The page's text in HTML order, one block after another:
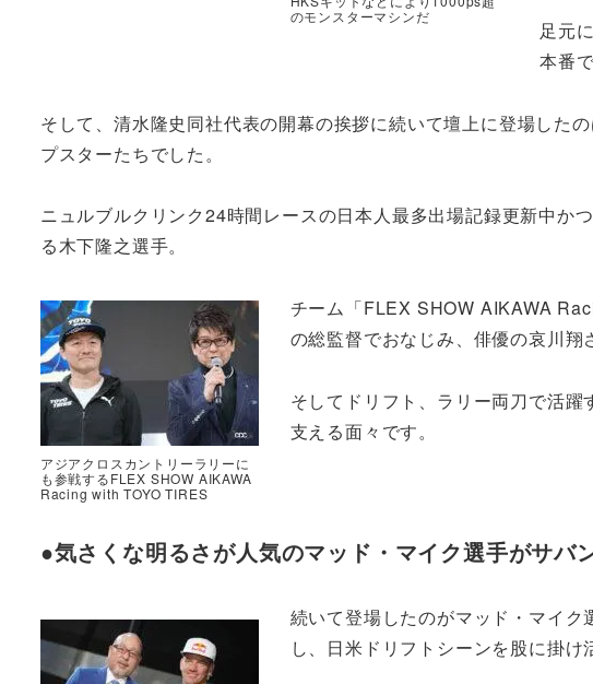
のモンスターマシンだ
足元
本番
そして、清水隆史同社代表の開幕の挨拶に続いて壇上に登場した
プスターたちでした。
ニュルブルクリンク24時間レースの日本人最多出場記録更新中か
る木下隆之選手。
アジアクロスカントリーラリーに
も参戦するFLEX SHOW AIKAWA
Racing with TOYO TIRES
チーム「FLEX SHOW AIKAWA
の総監督でおなじみ、俳優の哀川翔
そしてドリフト、ラリー両刀で活
支える面々です。
●気さくな明るさが人気のマッド・マイク選手がサバ
続いて登場したのがマッド・マイ
し、日米ドリフトシーンを股に掛け